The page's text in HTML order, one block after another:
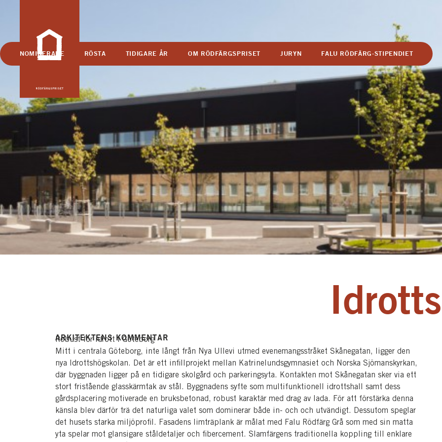
NOMINERADE RÖSTA TIDIGARE ÅR OM RÖDFÄRGSPRISET JURYN FALU RÖDFÄRG-STIPENDIET
ARKITEKTENS KOMMENTAR
Robust för idrott i Göteborg
Mitt i centrala Göteborg, inte långt från Nya Ullevi utmed evenemangsstråket Skånegatan, ligger den
nya Idrottshögskolan. Det är ett infillprojekt mellan Katrinelundsgymnasiet och Norska Sjömanskyrkan,
där byggnaden ligger på en tidigare skolgård och parkeringsyta. Kontakten mot Skånegatan sker via ett
stort fristående glasskärmtak av stål. Byggnadens syfte som multifunktionell idrottshall samt dess
gårdsplacering motiverade en bruksbetonad, robust karaktär med drag av lada. För att förstärka denna
känsla blev därför trä det naturliga valet som dominerar både in- och och utvändigt. Dessutom speglar
det husets starka miljöprofil. Fasadens limträplank är målat med Falu Rödfärg Grå som med sin matta
yta spelar mot glansigare ståldetaljer och fibercement. Slamfärgens traditionella koppling till enklare